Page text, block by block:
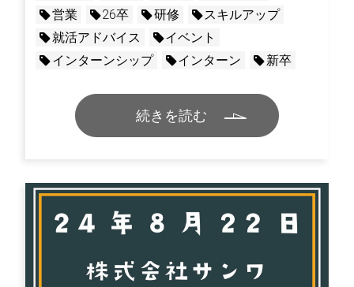
営業
26卒 研修
スキルアップ
就活アドバイス
イベント
インターンシップ
インターン 新卒
続きを読む